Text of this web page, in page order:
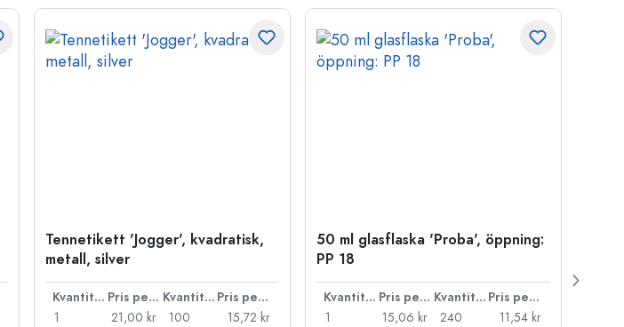
Tennetikett 'Jogger', kvadratisk,
metall, silver
Kvantitet Pris per styck Kvantitet
Pris per styck
1
21,00 kr
100
15,72 kr
50 ml glasflaska 'Proba', öppning:
PP 18
Kvantitet Pris per styck Kvantitet
Pris per styck
1
15,06 kr
240
11,54 kr